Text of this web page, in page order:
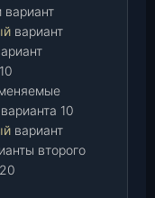
вариант
10
вариант
второго